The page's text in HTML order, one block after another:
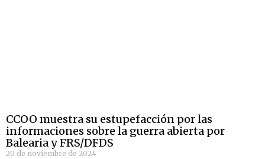
CCOO muestra su estupefacción por las
informaciones sobre la guerra abierta por
Balearia y FRS/DFDS
20 de noviembre de 2024